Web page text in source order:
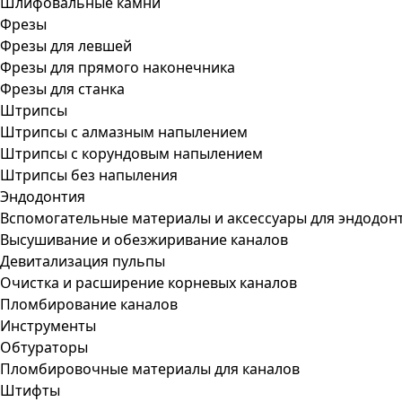
Фрезы
Фрезы для левшей
Фрезы для прямого наконечника
Фрезы для станка
Штрипсы
Штрипсы c алмазным напылением
Штрипсы c корундовым напылением
Штрипсы без напыления
Эндодонтия
Вспомогательные материалы и аксессуары для
Высушивание и обезжиривание каналов
Девитализация пульпы
Очистка и расширение корневых каналов
Пломбирование каналов
Инструменты
Обтураторы
Пломбировочные материалы для каналов
Штифты